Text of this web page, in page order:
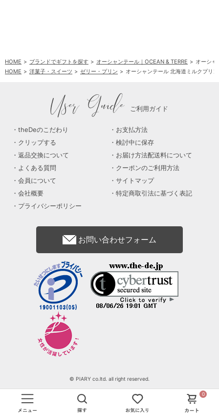
0
HOME ブランドでギフトを探す オーシャンテール｜OCEAN & TERRE
オーシャ
HOME
洋菓子・スイーツ ゼリー・プリン
オーシャンテール 北海道ミルクプリ
User Guide ご利用ガイド
theDeのこだわり
お支払方法
クリップする
検討中に保存
返品交換について
お届け方法配送料について
よくある質問
クーポンのご利用方法
会員について
サイトマップ
会社概要
特定商取引法に基づく表記
プライバシーポリシー
お問い合わせフォーム
© PIARY co.ltd. all right reserved.